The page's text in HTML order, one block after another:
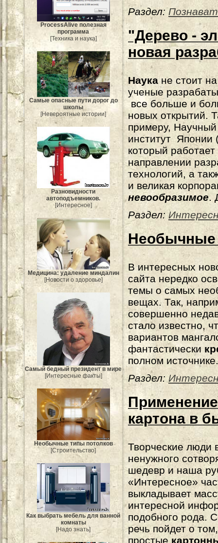
ProcessAlive полезная
программа
[Техника и наука]
Самые опасные пути дорог до
школы
[Невероятные истории]
Разновидности
автоподъемников.
[Интересное]
Медицина: удаление миндалин
[Новости о здоровье]
Самый бедный президент в мире
[Интересные факты]
Необычные типы потолков
[Строительство]
Как выбрать мебель для ванной
комнаты
[Надо знать]
Раздел:
"Дерево -
новая
Наукане стоит
ученые
все больше и
новых открытий.
примеру, Научный
институт Японии
который работает
направлении
технологий, а
и великая
невообразимое.
Раздел:
Необычные
В интересных
сайта нередко
темы о самых
вещах. Так,
совершенно
стало известно,
вариантов
фантастически
полном источнике.
Раздел:
картона в
Творческие люди
ненужного
шедевр и наша
«Интересное»
выкладывает
интересной
подобного рода.
речь пойдет о
простые